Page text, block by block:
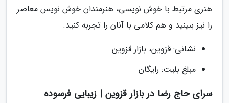
هنری مرتبط با خوش نویسی، هنرمندان خوش نویس معاصر
را نیز ببینید و هم کلامی با آنان را تجربه کنید.
نشانی: قزوین، بازار قزوین
مبلغ بلیت: رایگان
سرای حاج رضا در بازار قزوین | زیبایی فرسوده